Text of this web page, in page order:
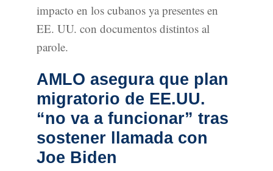
impacto en los cubanos ya presentes en
EE. UU. con documentos distintos al
parole.
AMLO asegura que plan
migratorio de EE.UU.
“no va a funcionar” tras
sostener llamada con
Joe Biden